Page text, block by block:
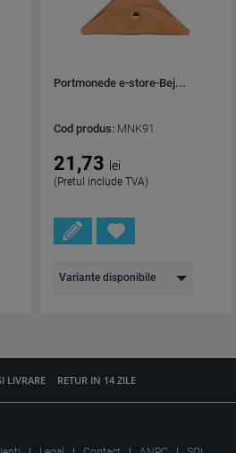
Portmonede e-store-Bej...
Cod produs: MNK91
21,73 lei
(Pretul include TVA)
Variante disponibile
LIVRARE RETUR IN 14 ZILE